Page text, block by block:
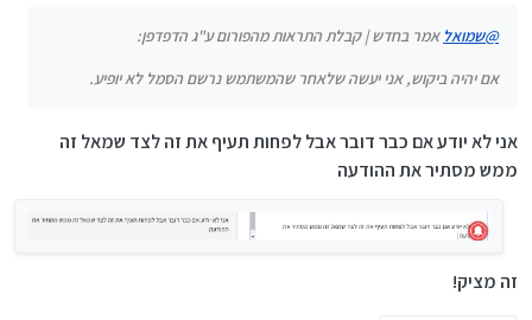
@שמואל אמר בחדש | קבלת התראות מהפורום ע"ג הדפדפן:
אם יהיה ביקוש, אני יעשה שלאחר שהמשתמש נרשם הסמל לא יופיע.
אני לא יודע אם כבר דובר אבל לפחות תעיף את זה לצד שמאל זה
ממש מסתיר את ההודעה
זה מציק!